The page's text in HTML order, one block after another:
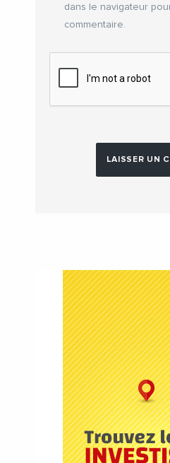
dans le navigateur
commentaire.